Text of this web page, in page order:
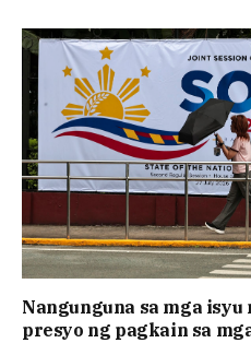
Nangunguna sa mga isyu
presyo ng pagkain sa